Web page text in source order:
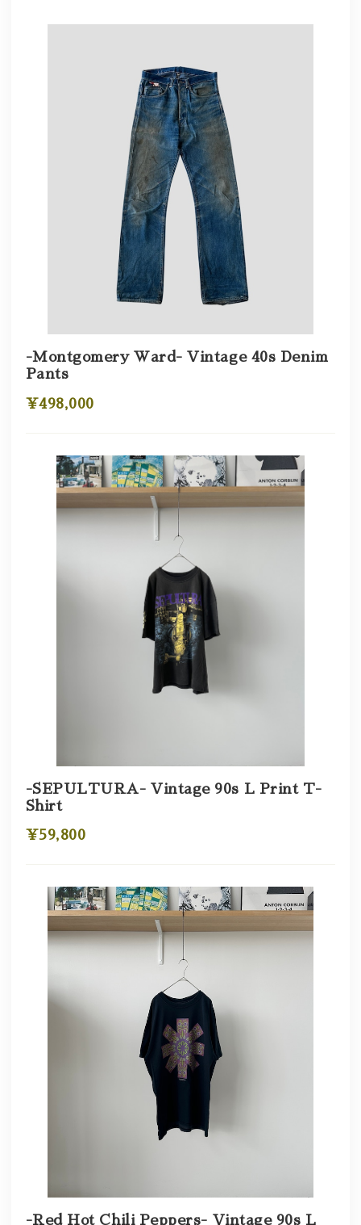
-Montgomery Ward- Vintage 40s Denim
Pants
¥498,000
-SEPULTURA- Vintage 90s L Print T-
Shirt
¥59,800
-Red Hot Chili Peppers- Vintage 90s L